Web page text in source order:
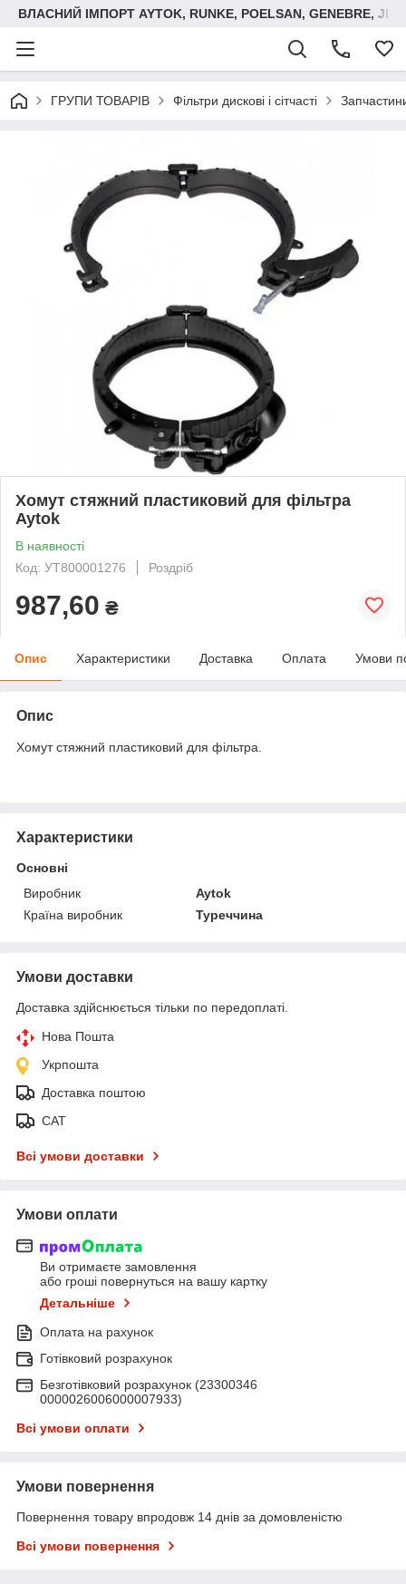
ВЛАСНИЙ ІМПОРТ AYTOK, RUNKE, POELSAN, GENEBRE,
ГРУПИ ТОВАРІВ Фільтри дискові і сітчасті
Хомут стяжний пластиковий для фільтра
Aytok
В наявності
Код: УТ800001276
Роздріб
987,60 ₴
Опис Характеристики Доставка Оплата Умови
Опис
Хомут стяжний пластиковий для фільтра.
Характеристики
Основні
Виробник
Aytok
Країна виробник
Туреччина
Умови доставки
Доставка здійснюється тільки по передоплаті.
Нова Пошта
Укрпошта
Доставка поштою
САТ
Всі умови доставки
Умови оплати
Ви отримаєте замовлення
або гроші повернуться на вашу картку
Детальніше
Оплата на рахунок
Готівковий розрахунок
Безготівковий розрахунок (23300346
0000026006000007933)
Всі умови оплати
Умови повернення
Повернення товару впродовж 14 днів за домовленістю
Всі умови повернення